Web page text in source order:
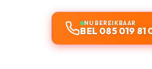
NU BEREIKBAAR
BEL 085 019 81